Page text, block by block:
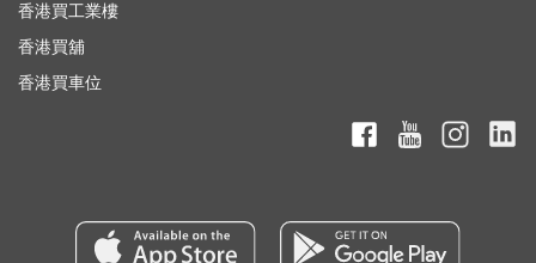
香港買工業樓
香港買舖
香港買車位